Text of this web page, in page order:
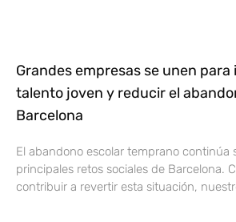
Grandes empresas se unen para
talento joven y reducir el
Barcelona
El abandono escolar temprano continúa
principales retos sociales de Barcelona.
contribuir a revertir esta situación,